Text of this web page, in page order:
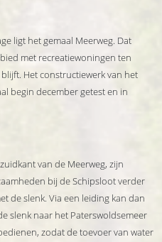
ligt het gemaal Meerweg. Dat
met recreatiewoningen ten
Het constructiewerk van het
begin december getest en in
van de Meerweg, zijn
bij de Schipsloot verder
de slenk. Via een leiding kan dan
slenk naar het Paterswoldsemeer
zodat de toevoer van water